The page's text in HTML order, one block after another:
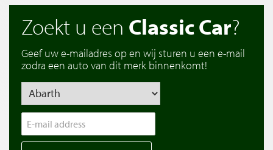
Zoekt u een Classic Car?
Geef uw e-mailadres op en wij sturen u een e-mail
zodra een auto van dit merk binnenkomt!